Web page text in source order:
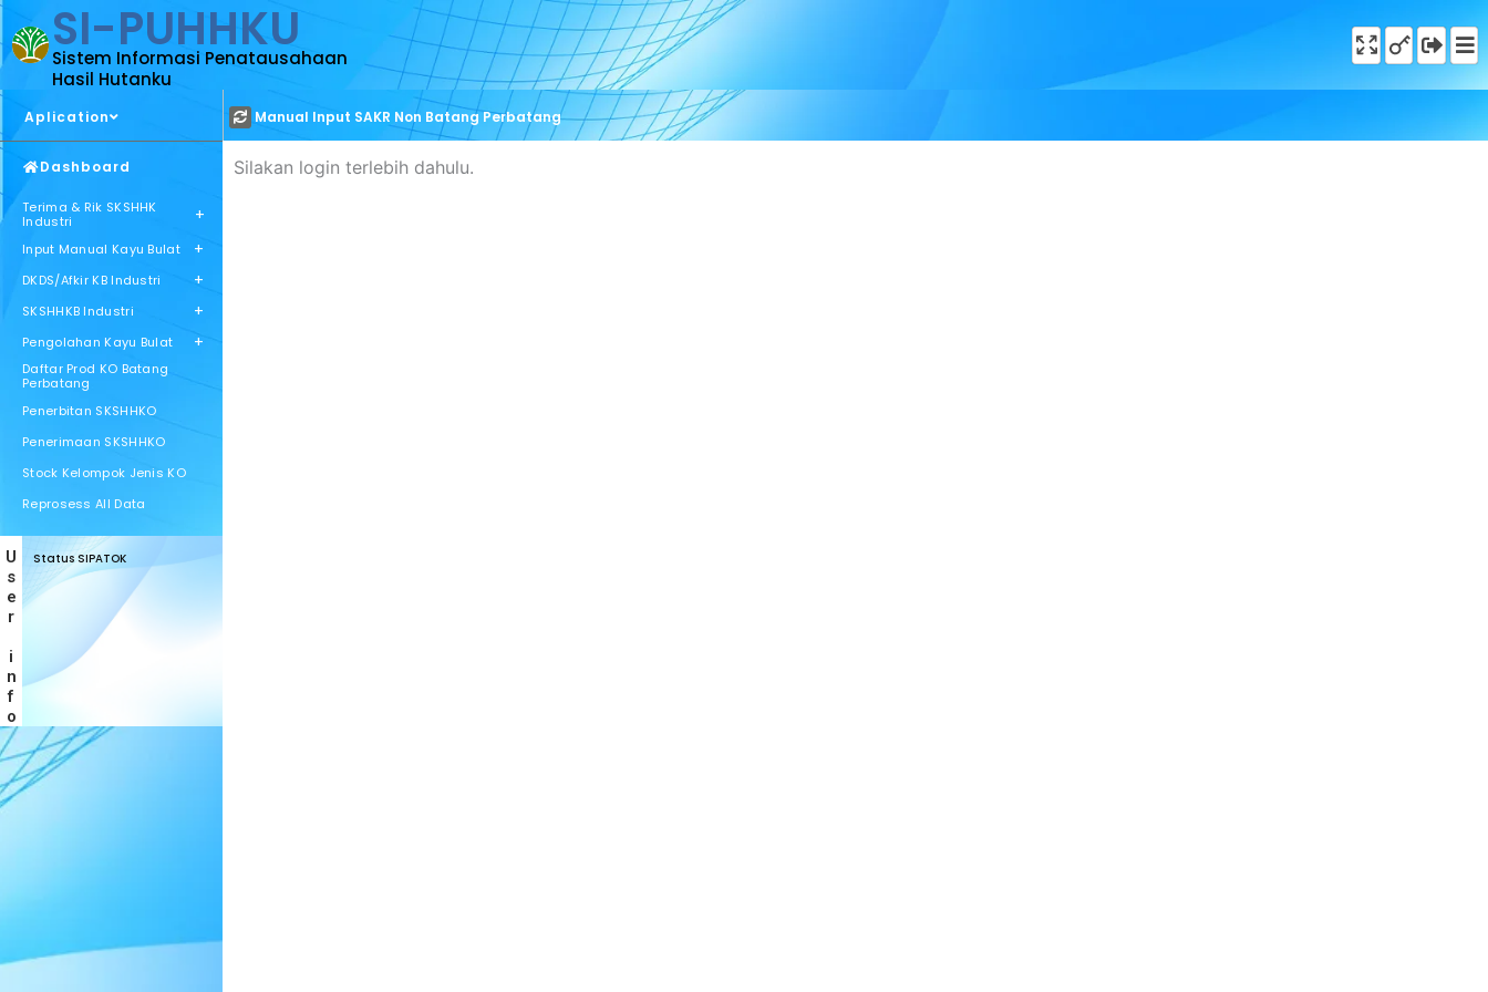
SI-PUHHKU
Sistem Informasi Penatausahaan
Hasil Hutanku
Aplication Manual Input SAKR Non Batang Perbatang
Dashboard
Terima & Rik SKSHHK
Industri
+
Input Manual Kayu Bulat +
DKDS/Afkir KB Industri +
SKSHHKB Industri +
Pengolahan Kayu Bulat +
Daftar Prod KO Batang
Perbatang
Penerbitan SKSHHKO
Penerimaan SKSHHKO
Stock Kelompok Jenis KO
Reprosess All Data
User info Status SIPATOK
Silakan login terlebih dahulu.